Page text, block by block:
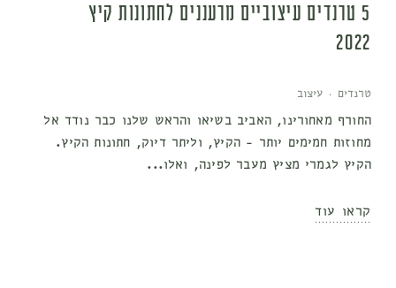
5 טרנדים עיצוביים מרעננים לחתונות קיץ
2022
טרנדים · עיצוב
החורף מאחורינו, האביב בשיאו והראש שלנו כבר נודד אל
מחוזות חמימים יותר - הקיץ, וליתר דיוק, חתונות הקיץ.
הקיץ לגמרי מציץ מעבר לפינה, ואלו...
קראו עוד